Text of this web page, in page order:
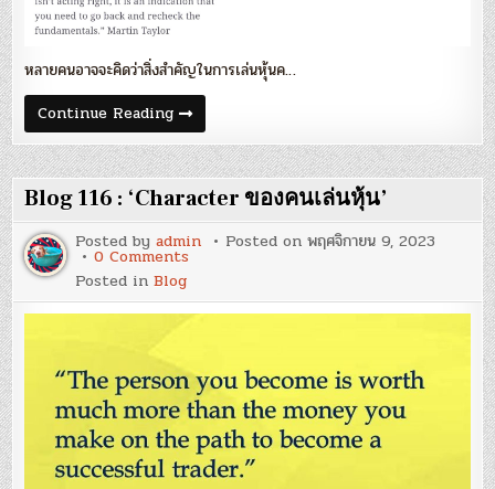
หลายคนอาจจะคิดว่าสิ่งสำคัญในการเล่นหุ้นค…
Continue ReadingBlog
117
:
‘วิจารณญาณ
ที่
ดี
จะ
นำ
ไป
สู่
การ
ตัดสิน
ใจ
ที่
Blog 116 : ‘Character ของคนเล่นหุ้น’
Posted byadmin Posted onพฤศจิกายน 9, 2023
0 Commentson
:
‘Character
หุ้น’
Posted inBlog